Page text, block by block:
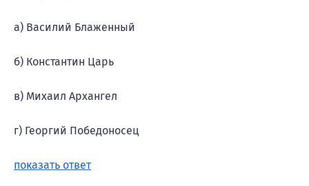
а) Василий Блаженный
б) Константин Царь
в) Михаил Архангел
г) Георгий Победоносец
показать ответ